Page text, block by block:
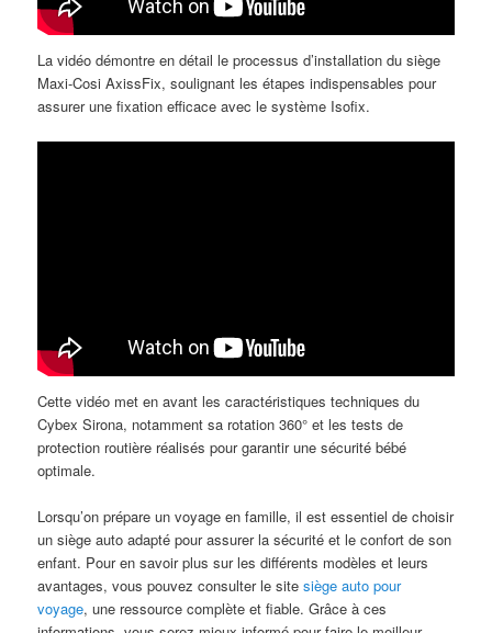
La vidéo démontre en détail le processus d’installation du siège
Maxi-Cosi AxissFix, soulignant les étapes indispensables pour
assurer une fixation efficace avec le système Isofix.
Cette vidéo met en avant les caractéristiques techniques du
Cybex Sirona, notamment sa rotation 360° et les tests de
protection routière réalisés pour garantir une sécurité bébé
optimale.
Lorsqu’on prépare un voyage en famille, il est essentiel de choisir
un siège auto adapté pour assurer la sécurité et le confort de son
enfant. Pour en savoir plus sur les différents modèles et leurs
avantages, vous pouvez consulter le sitesiège auto pour
voyage, une ressource complète et fiable. Grâce à ces